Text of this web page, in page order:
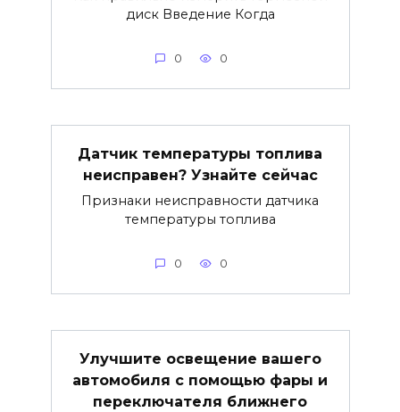
диск Введение Когда
0 0
Датчик температуры топлива
неисправен? Узнайте сейчас
Признаки неисправности датчика
температуры топлива
0 0
Улучшите освещение вашего
автомобиля с помощью фары и
переключателя ближнего